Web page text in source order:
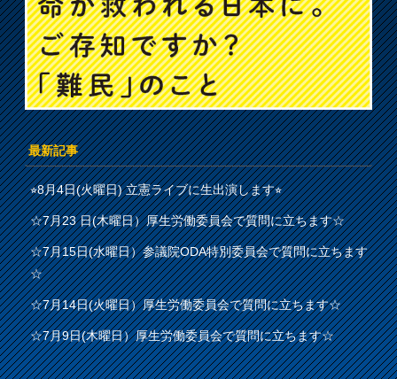
最新記事
⭐︎8月4日(火曜日) 立憲ライブに生出演します⭐︎
☆7月23 日(木曜日）厚生労働委員会で質問に立ちます☆
☆7月15日(水曜日）参議院ODA特別委員会で質問に立ちます
☆
☆7月14日(火曜日）厚生労働委員会で質問に立ちます☆
☆7月9日(木曜日）厚生労働委員会で質問に立ちます☆